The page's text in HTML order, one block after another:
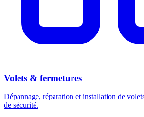
Volets & fermetures
Dépannage, réparation et installation de
de sécurité.